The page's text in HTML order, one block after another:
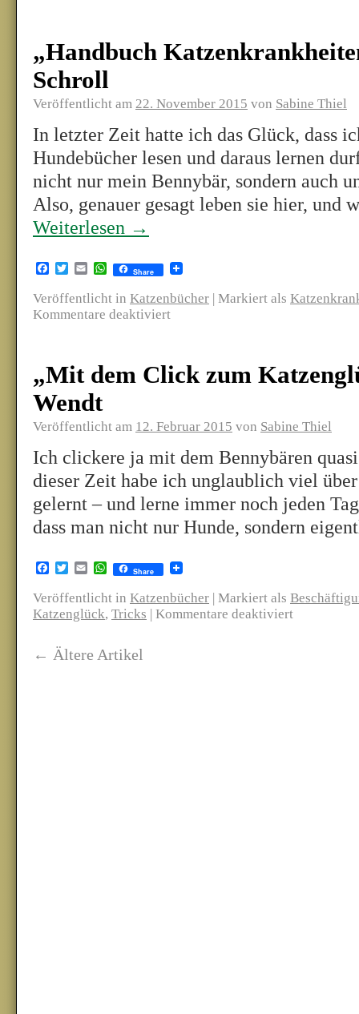
„Handbuch
Schroll
Veröffentlicht am 22. November 2015 von Sabine Thiel
In letzter Zeit hatte ich das Glück, dass
Hundebücher lesen und daraus lernen
nicht nur mein Bennybär, sondern auch
Also, genauer gesagt leben sie hier, und
Weiterlesen →
Facebook
TwitterEmailWhatsApp
Share
Veröffentlicht in Katzenbücher | Markiert als
Kommentare deaktiviert
„Mit dem Click zum
Wendt
Veröffentlicht am 12. Februar 2015 von Sabine Thiel
Ich clickere ja mit dem Bennybären
dieser Zeit habe ich unglaublich viel
gelernt – und lerne immer noch jeden
dass man nicht nur Hunde, sondern
Facebook
TwitterEmailWhatsApp
Share
Veröffentlicht in Katzenbücher | Markiert als
Katzenglück, Tricks | Kommentare deaktiviert
← Ältere Artikel